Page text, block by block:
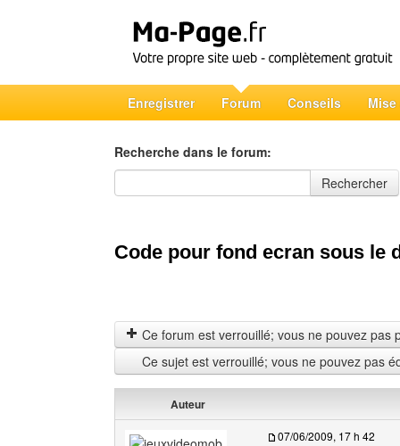
Enregistrer Forum Conseils Mise
Recherche dans le forum:
Recherche dans le forum
Rechercher
Code pour fond ecran sous le
Ce forum est verrouillé; vous ne pouvez pas
Ce sujet est verrouillé; vous ne pouvez pas
Auteur
07/06/2009, 17 h 42